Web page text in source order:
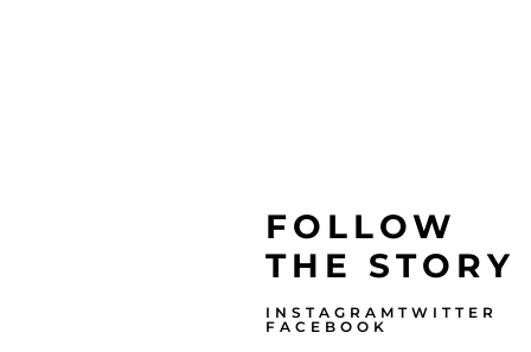
FOLLOW
THE STORY
INSTAGRAM TWITTER
FACEBOOK